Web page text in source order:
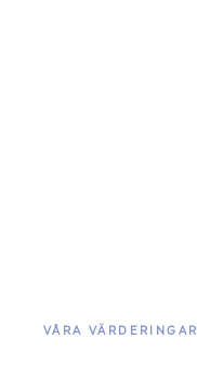
VÅRA VÄRDERINGAR